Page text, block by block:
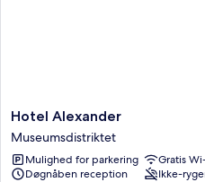
Hotel
Alexander
Museumsdistriktet
Hotel Alexander
Museumsdistriktet
Mulighed for parkering
Gratis
Døgnåben reception
Ikke-